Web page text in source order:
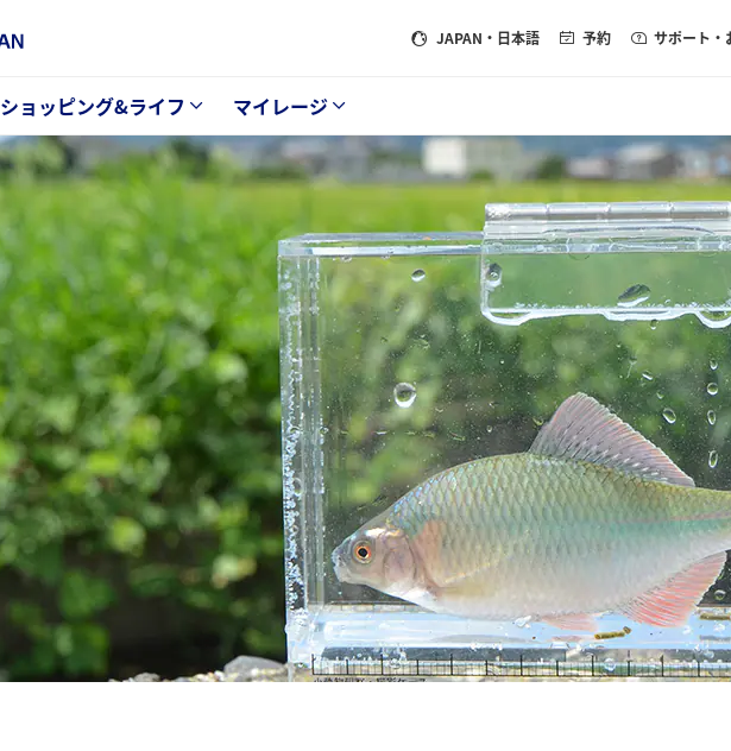
JAPAN ・日本語 予約 サポート・
ショッピング&ライフ マイレージ